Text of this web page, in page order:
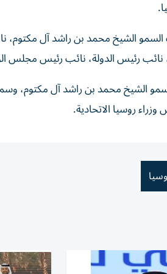
الشيخ محمد بن راشد آل مكتوم،
نائب رئيس الدولة، نائب رئيس مجلس
محمد بن راشد آل مكتوم، وسمو
روسيا الاتحادية.